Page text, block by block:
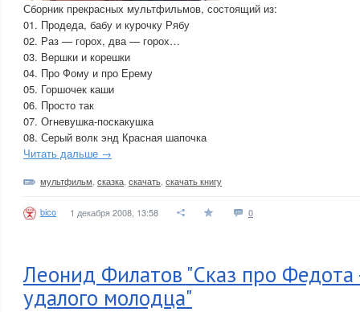
Сборник прекрасных мультфильмов, состоящий из:
01. Продеда, бабу и курочку Рябу
02. Раз — горох, два — горох…
03. Вершки и корешки
04. Про Фому и про Ерему
05. Горшочек каши
06. Просто так
07. Огневушка-поскакушка
08. Серый волк энд Красная шапочка
Читать дальше →
мультфильм сказка скачать скачать книгу
bico 1 декабря 2008, 13:58 0
Леонид Филатов "Сказ про Федота
удалого молодца"